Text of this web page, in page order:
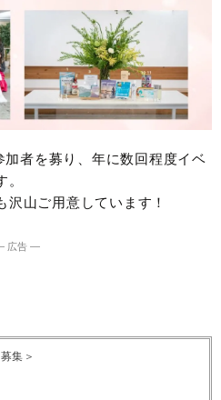
者を募り、年に数回程度イベ
山ご用意しています！
広告 ―
集＞